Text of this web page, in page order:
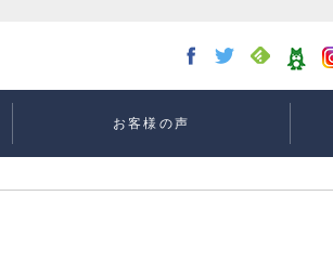
お客様の声